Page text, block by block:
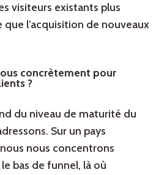
visiteurs existants plus
l’acquisition de nouveaux
concrètement pour
?
du niveau de maturité du
Sur un pays
nous concentrons
bas de funnel, là où